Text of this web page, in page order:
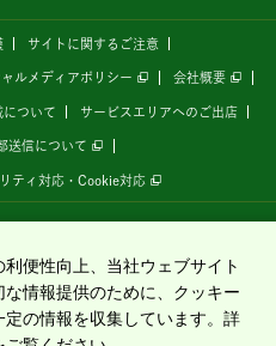
サイトに関するご注意
ャルメディアポリシー 会社概要
について サービスエリアへのご出店
送信について
ティ対応・Cookie対応
Company Limited
Reserved.
便性向上、当社ウェブサイト
情報提供のために、クッキー
の情報を収集しています。詳